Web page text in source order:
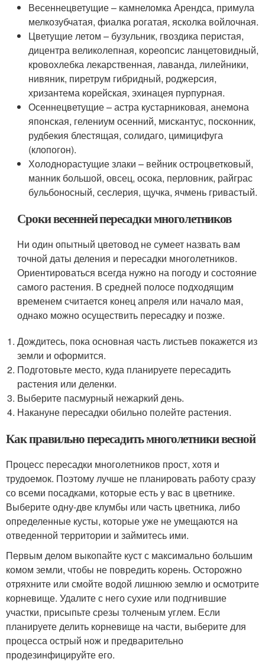
Весеннецветущие – камнеломка Арендса, примула
мелкозубчатая, фиалка рогатая, ясколка войлочная.
Цветущие летом – бузульник, гвоздика перистая,
дицентра великолепная, кореопсис ланцетовидный,
кровохлебка лекарственная, лаванда, лилейники,
нивяник, пиретрум гибридный, роджерсия,
хризантема корейская, эхинацея пурпурная.
Осеннецветущие – астра кустарниковая, анемона
японская, гелениум осенний, мискантус, посконник,
рудбекия блестящая, солидаго, цимицифуга
(клопогон).
Холоднорастущие злаки – вейник остроцветковый,
манник большой, овсец, осока, перловник, райграс
бульбоносный, сеслерия, щучка, ячмень гривастый.
Сроки весенней пересадки многолетников
Ни один опытный цветовод не сумеет назвать вам
точной даты деления и пересадки многолетников.
Ориентироваться всегда нужно на погоду и состояние
самого растения. В средней полосе подходящим
временем считается конец апреля или начало мая,
однако можно осуществить пересадку и позже.
Дождитесь, пока основная часть листьев покажется из
земли и оформится.
Подготовьте место, куда планируете пересадить
растения или деленки.
Выберите пасмурный нежаркий день.
Накануне пересадки обильно полейте растения.
Как правильно пересадить многолетники весной
Процесс пересадки многолетников прост, хотя и
трудоемок. Поэтому лучше не планировать работу сразу
со всеми посадками, которые есть у вас в цветнике.
Выберите одну-две клумбы или часть цветника, либо
определенные кусты, которые уже не умещаются на
отведенной территории и займитесь ими.
Первым делом выкопайте куст с максимально большим
комом земли, чтобы не повредить корень. Осторожно
отряхните или смойте водой лишнюю землю и осмотрите
корневище. Удалите с него сухие или подгнившие
участки, присыпьте срезы толченым углем. Если
планируете делить корневище на части, выберите для
процесса острый нож и предварительно
продезинфицируйте его.